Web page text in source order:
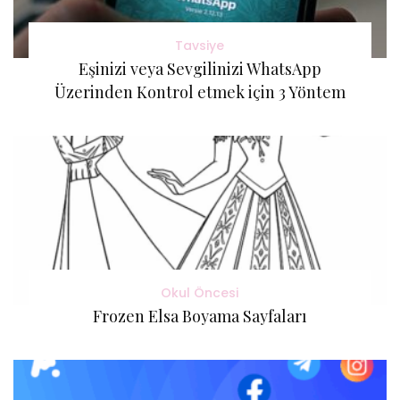
Tavsiye
Eşinizi veya Sevgilinizi WhatsApp
Üzerinden Kontrol etmek için 3 Yöntem
Okul Öncesi
Frozen Elsa Boyama Sayfaları